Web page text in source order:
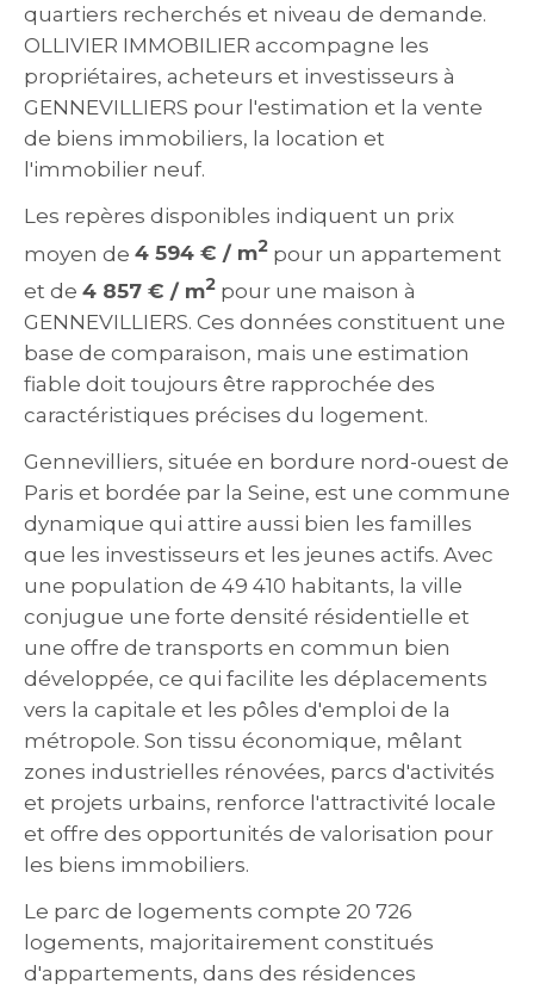
quartiers recherchés et niveau de demande.
OLLIVIER IMMOBILIER accompagne les
propriétaires, acheteurs et investisseurs à
GENNEVILLIERS pour l'estimation et la vente
de biens immobiliers, la location et
l'immobilier neuf.
Les repères disponibles indiquent un prix
moyen de 4 594 € / m2 pour un appartement
et de 4 857 € / m2 pour une maison à
GENNEVILLIERS. Ces données constituent une
base de comparaison, mais une estimation
fiable doit toujours être rapprochée des
caractéristiques précises du logement.
Gennevilliers, située en bordure nord-ouest de
Paris et bordée par la Seine, est une commune
dynamique qui attire aussi bien les familles
que les investisseurs et les jeunes actifs. Avec
une population de 49 410 habitants, la ville
conjugue une forte densité résidentielle et
une offre de transports en commun bien
développée, ce qui facilite les déplacements
vers la capitale et les pôles d'emploi de la
métropole. Son tissu économique, mêlant
zones industrielles rénovées, parcs d'activités
et projets urbains, renforce l'attractivité locale
et offre des opportunités de valorisation pour
les biens immobiliers.
Le parc de logements compte 20 726
logements, majoritairement constitués
d'appartements, dans des résidences